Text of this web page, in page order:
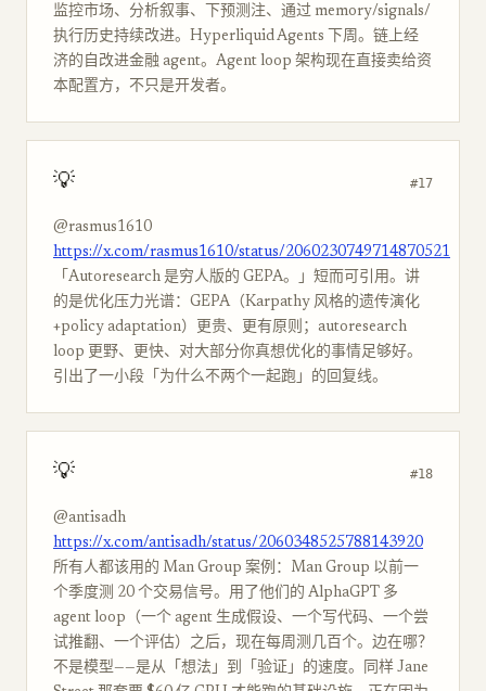
监控市场、分析叙事、下预测注、通过 memory/signals/
执行历史持续改进。Hyperliquid Agents 下周。链上经
济的自改进金融 agent。Agent loop 架构现在直接卖给资
本配置方，不只是开发者。
💡 #17
@rasmus1610
https://x.com/rasmus1610/status/2060230749714870521
「Autoresearch 是穷人版的 GEPA。」短而可引用。讲
的是优化压力光谱：GEPA（Karpathy 风格的遗传演化
+policy adaptation）更贵、更有原则；autoresearch
loop 更野、更快、对大部分你真想优化的事情足够好。
引出了一小段「为什么不两个一起跑」的回复线。
💡 #18
@antisadh
https://x.com/antisadh/status/2060348525788143920
所有人都该用的 Man Group 案例：Man Group 以前一
个季度测 20 个交易信号。用了他们的 AlphaGPT 多
agent loop（一个 agent 生成假设、一个写代码、一个尝
试推翻、一个评估）之后，现在每周测几百个。边在哪？
不是模型——是从「想法」到「验证」的速度。同样 Jane